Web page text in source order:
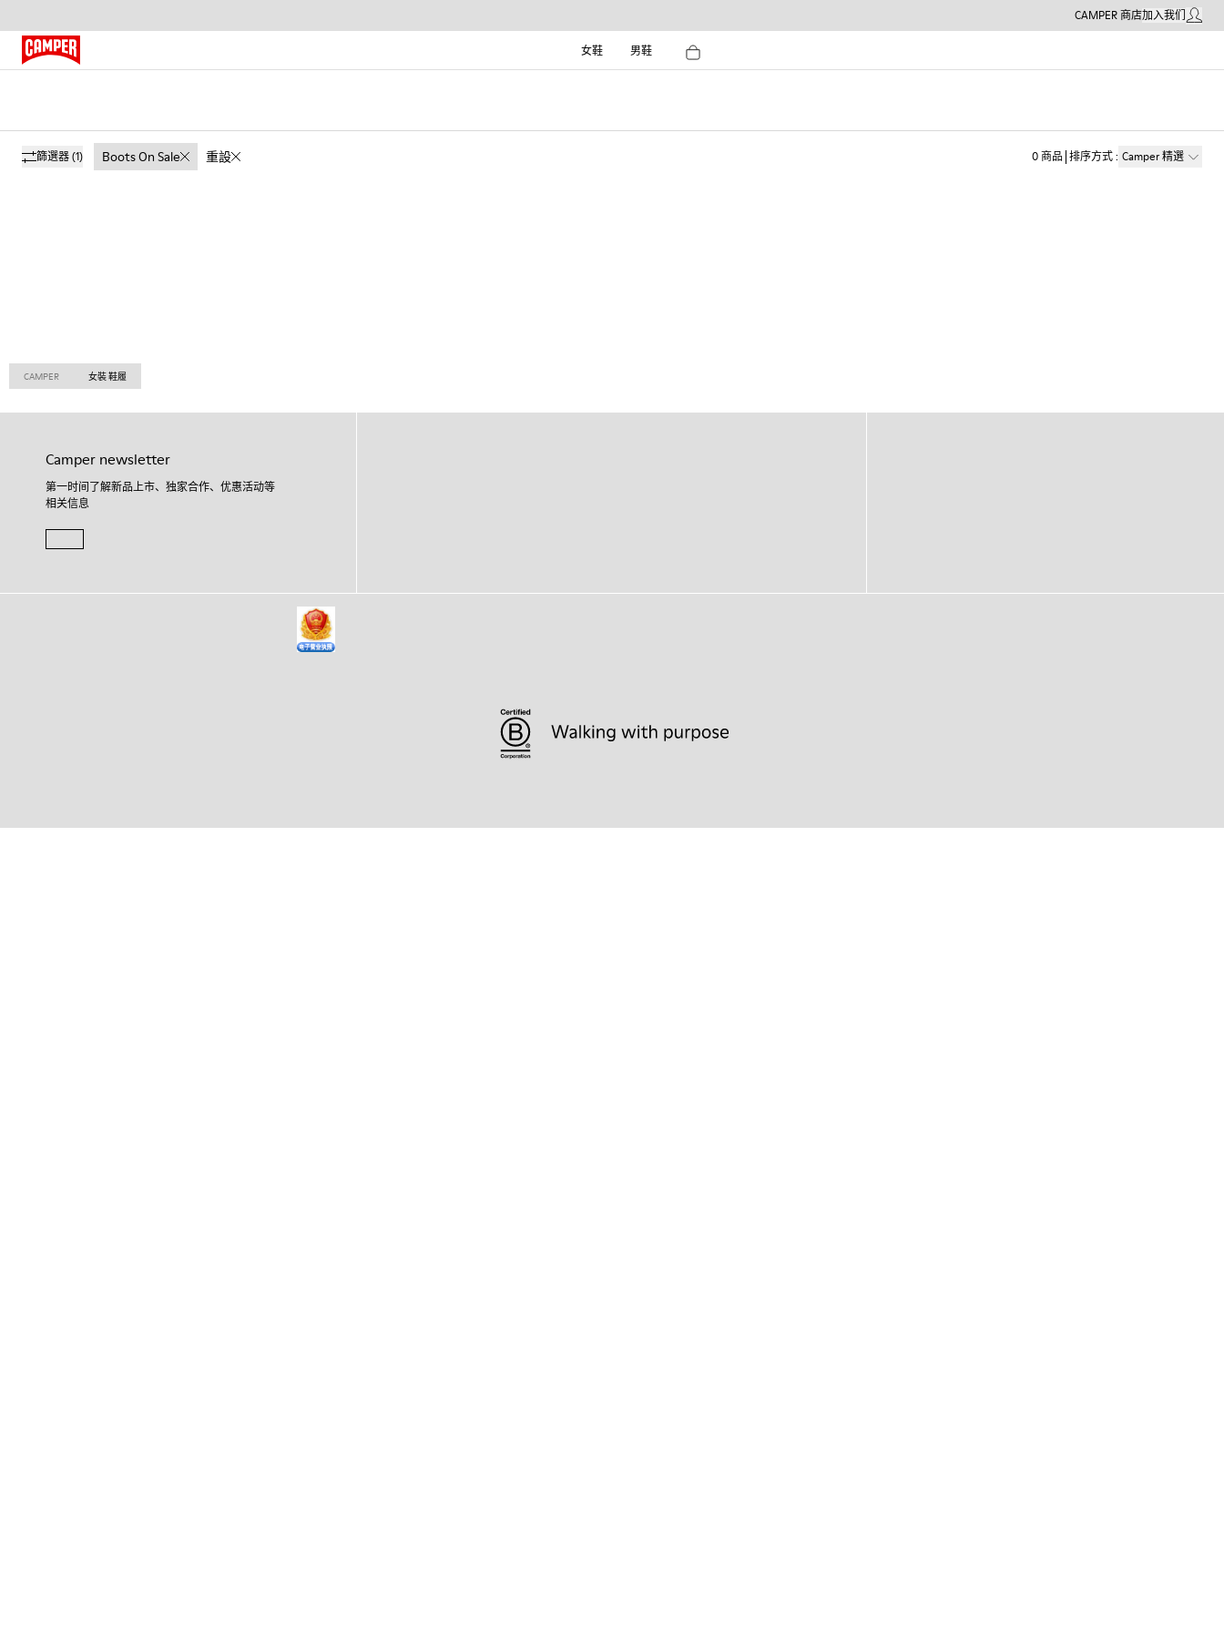
CAMPER 商店加入我们我的帳
女鞋
男鞋
篩選器(1) Boots On Sale 重設 0商品 排序方式: Camper 精選
CAMPER 女裝 鞋履
Camper newsletter
第一时间了解新品上市、独家合作、优惠活动等
相关信息